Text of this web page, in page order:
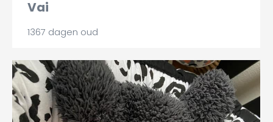
Vai
1367 dagen oud